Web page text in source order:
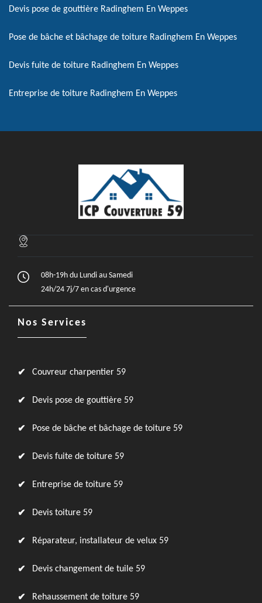
Devis pose de gouttière Radinghem En Weppes
Pose de bâche et bâchage de toiture Radinghem En Weppes
Devis fuite de toiture Radinghem En Weppes
Entreprise de toiture Radinghem En Weppes
08h-19h du Lundi au Samedi
24h/24 7j/7 en cas d'urgence
Nos Services
Couvreur charpentier 59
Devis pose de gouttière 59
Pose de bâche et bâchage de toiture 59
Devis fuite de toiture 59
Entreprise de toiture 59
Devis toiture 59
Réparateur, installateur de velux 59
Devis changement de tuile 59
Rehaussement de toiture 59